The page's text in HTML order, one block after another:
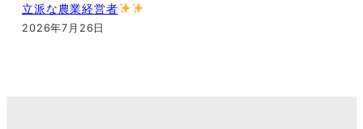
立派な農業経営者
2026年7月26日